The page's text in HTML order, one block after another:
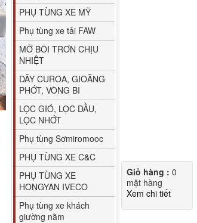
PHỤ TÙNG XE MỸ
Phụ tùng xe tải FAW
MỠ BÔI TRƠN CHỊU
NHIỆT
DÂY CUROA, GIOĂNG
PHỚT, VÒNG BI
LỌC GIÓ, LỌC DẦU,
LỌC NHỚT
Phụ tùng Sơmiromooc
PHỤ TÙNG XE C&C
PHỤ TÙNG XE
HONGYAN IVECO
Phụ tùng xe khách
giường nằm
Giỏ hàng : 0
mặt hàng
Xem chi tiết